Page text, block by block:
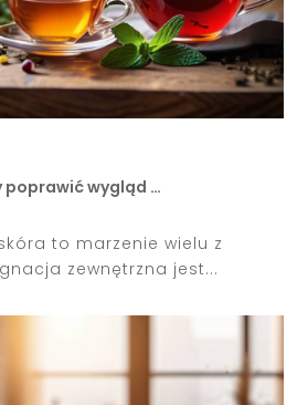
poprawić wygląd …
to marzenie wielu z
zewnętrzna jest...